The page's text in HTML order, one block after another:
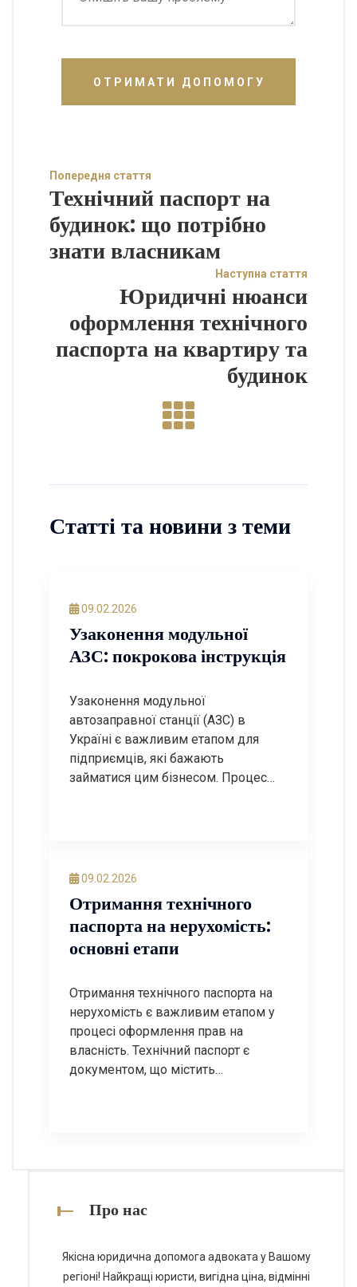
ОТРИМАТИ ДОПОМОГУ
Попередня стаття
Технічний паспорт на
будинок: що потрібно
знати власникам
Наступна стаття
Юридичні нюанси
оформлення технічного
паспорта на квартиру та
будинок
Статті та новини з теми
09.02.2026
Узаконення модульної
АЗС: покрокова інструкція
Узаконення модульної
автозаправної станції (АЗС) в
Україні є важливим етапом для
підприємців, які бажають
займатися цим бізнесом. Процес
легалізації. У цьому пості ми
щодо узаконення модульної АЗС, а
також відповімо на найчастіші
запитання. Крок […]
09.02.2026
Отримання технічного
паспорта на нерухомість:
основні етапи
Отримання технічного паспорта на
нерухомість є важливим етапом у
процесі оформлення прав на
власність. Технічний паспорт є
документом, що містить
найпоширеніші запитання з цієї
теми. Етапи отримання технічного
Про нас
Якісна юридична допомога адвоката у Вашому
регіоні! Найкращі юристи, вигідна ціна, відмінні